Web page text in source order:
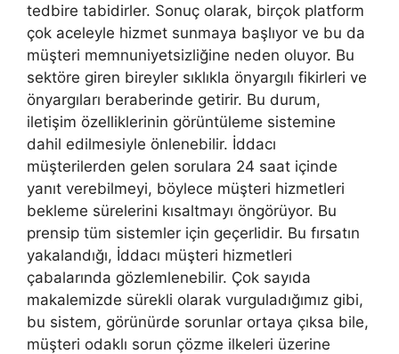
tedbire tabidirler. Sonuç olarak, birçok platform
çok aceleyle hizmet sunmaya başlıyor ve bu da
müşteri memnuniyetsizliğine neden oluyor. Bu
sektöre giren bireyler sıklıkla önyargılı fikirleri ve
önyargıları beraberinde getirir. Bu durum,
iletişim özelliklerinin görüntüleme sistemine
dahil edilmesiyle önlenebilir. İddacı
müşterilerden gelen sorulara 24 saat içinde
yanıt verebilmeyi, böylece müşteri hizmetleri
bekleme sürelerini kısaltmayı öngörüyor. Bu
prensip tüm sistemler için geçerlidir. Bu fırsatın
yakalandığı, İddacı müşteri hizmetleri
çabalarında gözlemlenebilir. Çok sayıda
makalemizde sürekli olarak vurguladığımız gibi,
bu sistem, görünürde sorunlar ortaya çıksa bile,
müşteri odaklı sorun çözme ilkeleri üzerine